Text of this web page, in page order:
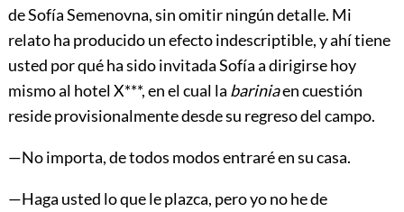
de Sofía Semenovna, sin omitir ningún detalle. Mi
relato ha producido un efecto indescriptible, y ahí tiene
usted por qué ha sido invitada Sofía a dirigirse hoy
mismo al hotel X***, en el cual la bariniaen cuestión
reside provisionalmente desde su regreso del campo.
—No importa, de todos modos entraré en su casa.
—Haga usted lo que le plazca, pero yo no he de